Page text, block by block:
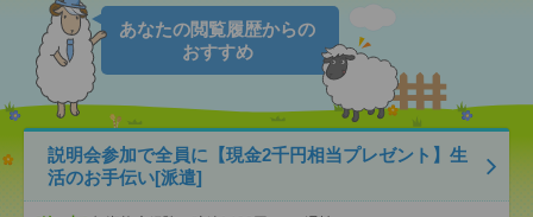
あなたの閲覧履歴からの
おすすめ
説明会参加で全員に【現金2千円相当プレゼント】生
活のお手伝い[派遣]